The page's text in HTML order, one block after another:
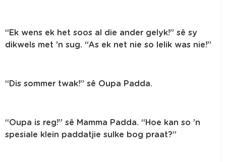
“Ek wens ek het soos al die ander gelyk!” sê sy
dikwels met ’n sug. “As ek net nie so lelik was nie!”
“Dis sommer twak!” sê Oupa Padda.
“Oupa is reg!” sê Mamma Padda. “Hoe kan so ’n
spesiale klein paddatjie sulke bog praat?”